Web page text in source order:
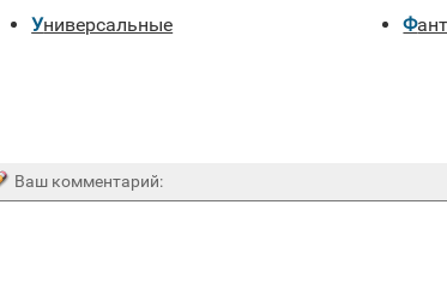
универсальные
Ваш комментарий: